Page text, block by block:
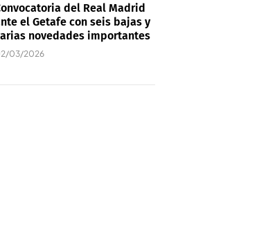
del Real Madrid
el Getafe con seis bajas y
novedades importantes
03/2026